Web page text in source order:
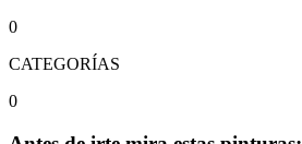
0
CATEGORÍAS
0